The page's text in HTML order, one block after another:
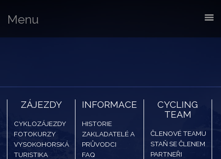
Menu
ZÁJEZDY
CYKLOZÁJEZDY
FOTOKURZY
VYSOKOHORSKÁ
TURISTIKA
INFORMACE
HISTORIE
ZAKLADATELÉ A
PRŮVODCI
FAQ
CYCLING
TEAM
ČLENOVÉ TEAMU
STAŇ SE ČLENEM
PARTNEŘI